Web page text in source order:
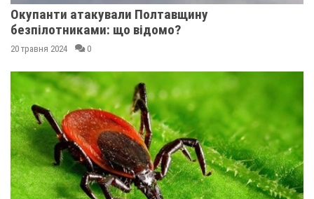
Окупанти атакували Полтавщину
безпілотниками: що відомо?
20 травня 2024 0